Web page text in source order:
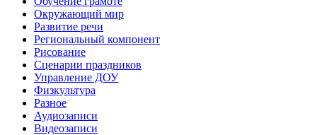
Окружающий мир
Развитие речи
Региональный компонент
Рисование
Сценарии праздников
Управление ДОУ
Физкультура
Разное
Аудиозаписи
Видеозаписи